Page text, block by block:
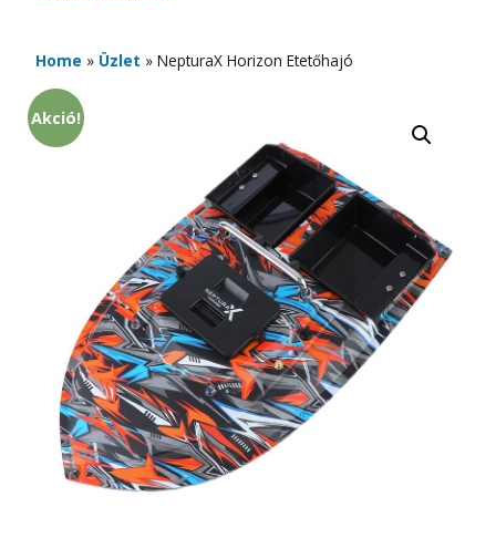
Home » Üzlet » NepturaX Horizon Etetőhajó
Akció!